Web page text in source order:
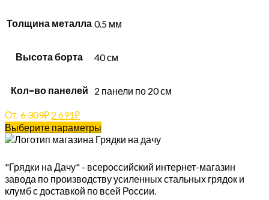
Толщина металла 0.5 мм
Высота борта 40 см
Кол-во панелей 2 панели по 20 см
От: 6 309₽ 2 691₽
Выберите параметры
"Грядки на Дачу" - всероссийский интернет-магазин
завода по производству усиленных стальных грядок и
клумб с доставкой по всей России.